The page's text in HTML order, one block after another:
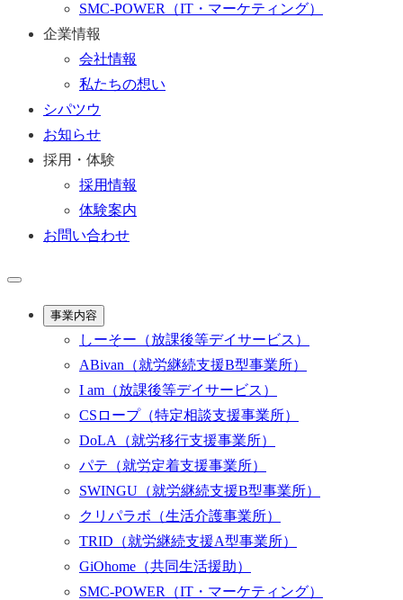
SMC-POWER
（IT・マーケティング）
企業情報
会社情報
私たちの想い
シパツウ
お知らせ
採用・体験
採用情報
体験案内
お問い合わせ
事業内容
しーそー （放課後等デイサービス）
ABivan （就労継続支援B型事業所）
I am （放課後等デイサービス）
CSロープ（特定相談支援事業所）
DoLA
（就労移行支援事業所）
パテ （就労定着支援事業所）
SWINGU （就労継続支援B型事業所）
クリパラボ （生活介護事業所）
TRID （就労継続支援A型事業所）
GiOhome （共同生活援助）
SMC-POWER
（IT・マーケティング）